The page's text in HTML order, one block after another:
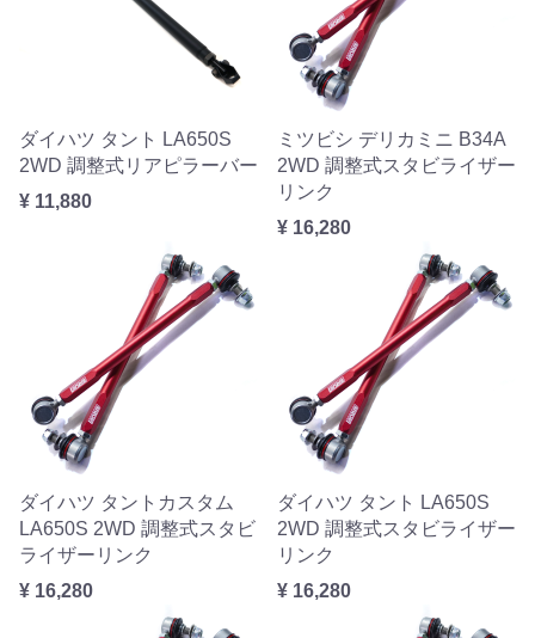
ダイハツ タント LA650S
2WD 調整式リアピラーバー
¥ 11,880
ミツビシ デリカミニ B34A
2WD 調整式スタビライザー
リンク
¥ 16,280
ダイハツ タントカスタム
LA650S 2WD 調整式スタビ
ライザーリンク
¥ 16,280
ダイハツ タント LA650S
2WD 調整式スタビライザー
リンク
¥ 16,280